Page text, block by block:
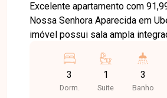
Excelente apartamento com
Nossa Senhora Aparecida em
imóvel possui sala ampla
banheiro social. A cozinha conta
aproveitamento de espaço, além
serviço com despensa. Dispõe
3
Dorm.
1
Suite
3
Banho